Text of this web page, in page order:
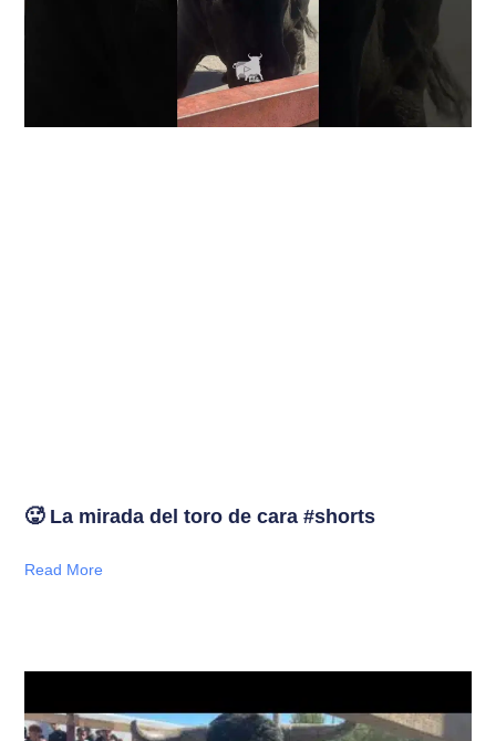
🥵 La mirada del toro de cara #shorts
Read More